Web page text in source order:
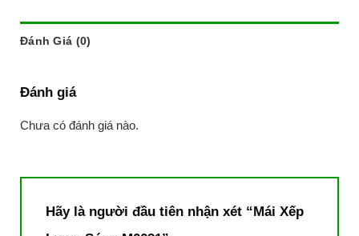
Đánh Giá (0)
Đánh giá
Chưa có đánh giá nào.
Hãy là người đầu tiên nhận xét “Mái Xếp